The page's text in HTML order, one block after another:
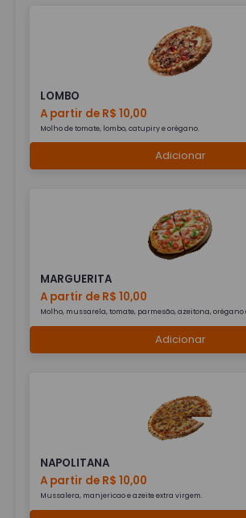
LOMBO
A partir de R$ 10,00
Molho de tomate, lombo, catupiry e orégano.
Adicionar
MARGUERITA
A partir de R$ 10,00
Molho, mussarela, tomate, parmesão, azeitona,
Adicionar
NAPOLITANA
A partir de R$ 10,00
Mussalera, manjericao e azeite extra virgem.